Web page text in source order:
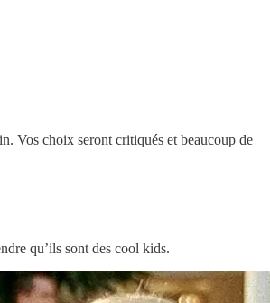
Vos choix seront critiqués et beaucoup de
qu’ils sont des cool kids.